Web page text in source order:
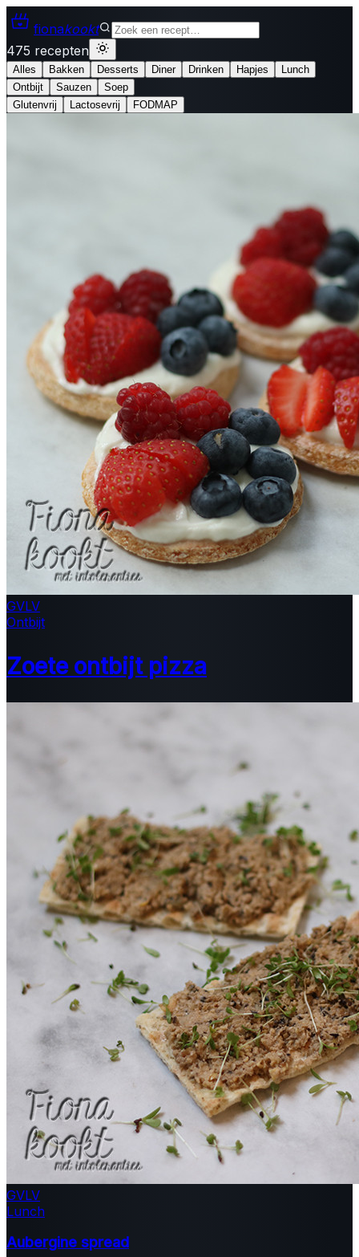
fionakookt
475 recepten
Alles Bakken Desserts Diner Drinken Hapjes
Lunch
Ontbijt
Sauzen
Soep
Glutenvrij
Lactosevrij FODMAP
GVLV
Ontbijt
Zoete ontbijt pizza
GVLV
Lunch
Aubergine spread